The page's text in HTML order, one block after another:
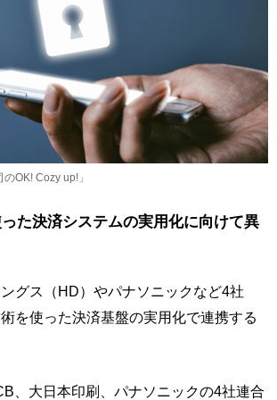
OK! Cozy up!」
った決済システムの実用化に向けて異
グス（HD）やパナソニックなど4社
を使った決済基盤の実用化で連携する
、大日本印刷、パナソニックの4社連合